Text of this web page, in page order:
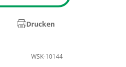
Drucken
WSK-10144